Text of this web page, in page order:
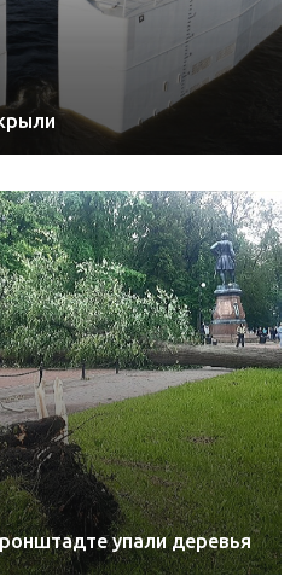
упали деревья